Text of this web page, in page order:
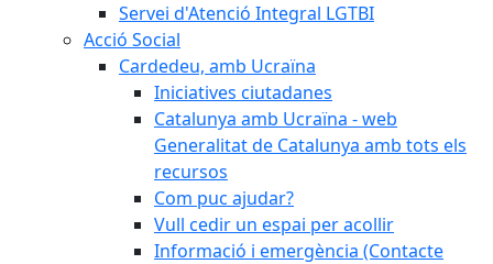
Servei d'Atenció Integral LGTBI
Acció Social
Cardedeu, amb Ucraïna
Iniciatives ciutadanes
Catalunya amb Ucraïna - web
Generalitat de Catalunya amb tots els
recursos
Com puc ajudar?
Vull cedir un espai per acollir
Informació i emergència (Contacte